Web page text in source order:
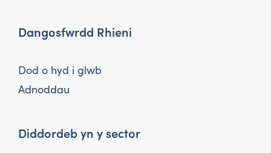
Dangosfwrdd Rhieni
Dod o hyd i glwb
Adnoddau
Diddordeb yn y sector